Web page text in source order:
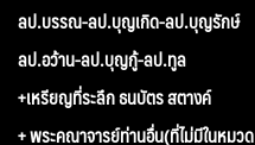
ลป.บรรณ-ลป.บุญเกิด-ลป.บุญรักษ์
ลป.อว้าน-ลป.บุญกู้-ลป.ทูล
+เหรียญที่ระลึก ธนบัตร สตางค์
+ พระคณาจารย์ท่านอื่น(ที่ไม่มีในหมวด